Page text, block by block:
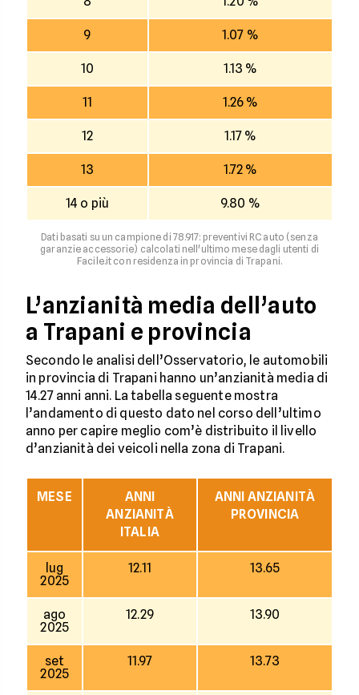
9 1.07 %
10 1.13 %
11 1.26 %
12 1.17 %
13 1.72 %
14 o più 9.80 %
Dati basati su un campione di 78.917: preventivi RC auto (senza
garanzie accessorie) calcolati nell'ultimo mese dagli utenti di
Facile.it con residenza in provincia di Trapani.
L’anzianità media dell’auto
a Trapani e provincia
Secondo le analisi dell’Osservatorio, le automobili
in provincia di Trapani hanno un’anzianità media di
14.27 anni anni. La tabella seguente mostra
l’andamento di questo dato nel corso dell’ultimo
anno per capire meglio com’è distribuito il livello
d’anzianità dei veicoli nella zona di Trapani.
MESE
ANNI
ANZIANITÀ
ITALIA
ANNI ANZIANITÀ
PROVINCIA
lug
2025
12.11 13.65
ago
2025
12.29 13.90
set
2025
11.97 13.73